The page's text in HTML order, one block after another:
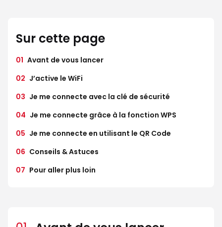
Sur cette page
01 Avant de vous lancer
02 J’active le WiFi
03 Je me connecte avec la clé de sécurité
04 Je me connecte grâce à la fonction WPS
05 Je me connecte en utilisant le QR Code
06 Conseils & Astuces
07 Pour aller plus loin